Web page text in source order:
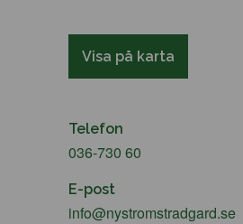
Visa på karta
Telefon
036-730 60
E-post
info@nystromstradgard.se